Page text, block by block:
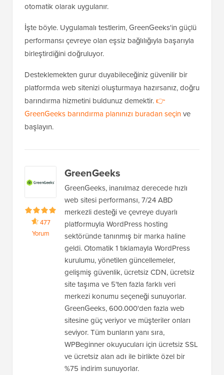
otomatik olarak uygulanır.
İşte böyle. Uygulamalı testlerim, GreenGeeks'in güçlü
performansı çevreye olan eşsiz bağlılığıyla başarıyla
birleştirdiğini doğruluyor.
Desteklemekten gurur duyabileceğiniz güvenilir bir
platformda web sitenizi oluşturmaya hazırsanız, doğru
barındırma hizmetini buldunuz demektir.👉
GreenGeeks barındırma planınızı buradan seçinve
başlayın.
477
Yorum
GreenGeeks
GreenGeeks, inanılmaz derecede hızlı
web sitesi performansı, 7/24 ABD
merkezli desteği ve çevreye duyarlı
platformuyla WordPress hosting
sektöründe tanınmış bir marka haline
geldi. Otomatik 1 tıklamayla WordPress
kurulumu, yönetilen güncellemeler,
gelişmiş güvenlik, ücretsiz CDN, ücretsiz
site taşıma ve 5'ten fazla farklı veri
merkezi konumu seçeneği sunuyorlar.
GreenGeeks, 600.000'den fazla web
sitesine güç veriyor ve müşteriler onları
seviyor. Tüm bunların yanı sıra,
WPBeginner okuyucuları için ücretsiz SSL
ve ücretsiz alan adı ile birlikte özel bir
%75 indirim sunuyorlar.